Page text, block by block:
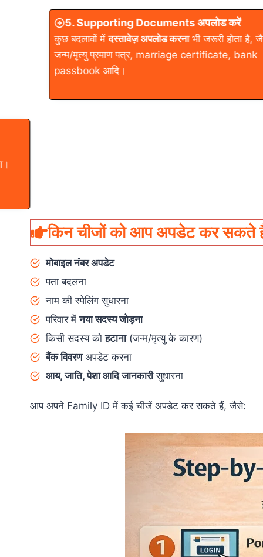
5. Supporting Documents अपलोड करें
कुछ बदलावों मेंदस्तावेज़ अपलोड करनाभी जरूरी होता है,
जन्म/मृत्यु प्रमाण पत्र, marriage certificate, bank
passbook आदि।
किन चीजों को आप अपडेट कर सकते
मोबाइल नंबर अपडेट
पता बदलना
नाम की स्पेलिंग सुधारना
परिवार मेंनया सदस्य जोड़ना
किसी सदस्य कोहटाना(जन्म/मृत्यु के कारण)
बैंक विवरणअपडेट करना
आय, जाति, पेशा आदि जानकारीसुधारना
आप अपने Family ID में कई चीजें अपडेट कर सकते हैं, जैसे: